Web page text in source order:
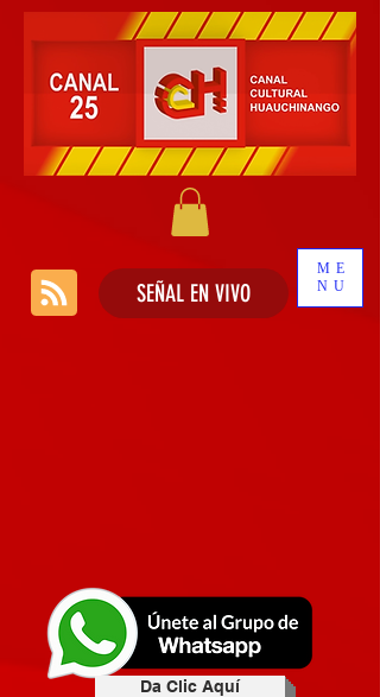
ME
NU
SEÑAL EN VIVO
Da Clic Aquí